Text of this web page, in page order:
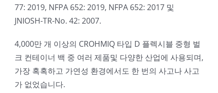
77: 2019, NFPA 652: 2019, NFPA 652: 2017 및
JNIOSH-TR-No. 42: 2007.
4,000만 개 이상의 CROHMIQ 타입 D 플렉시블 중형 벌
크 컨테이너 백 중 여러 제품및 다양한 산업에 사용되며,
가장 혹혹하고 가연성 환경에서도 한 번의 사고나 사고
가 없었습니다.